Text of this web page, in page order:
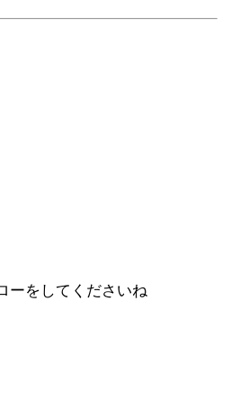
ーをしてくださいね